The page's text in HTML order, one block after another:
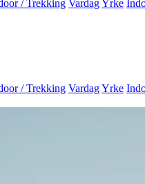
/ Trekking VardagYrke
/ Trekking VardagYrke